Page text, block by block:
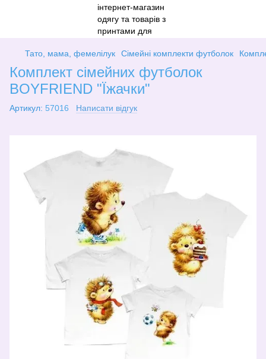
Тато, мама, фемелілук Сімейні комплекти футболок
Комплект сімейних футболок
BOYFRIEND "Їжачки"
Артикул: 57016 Написати відгук